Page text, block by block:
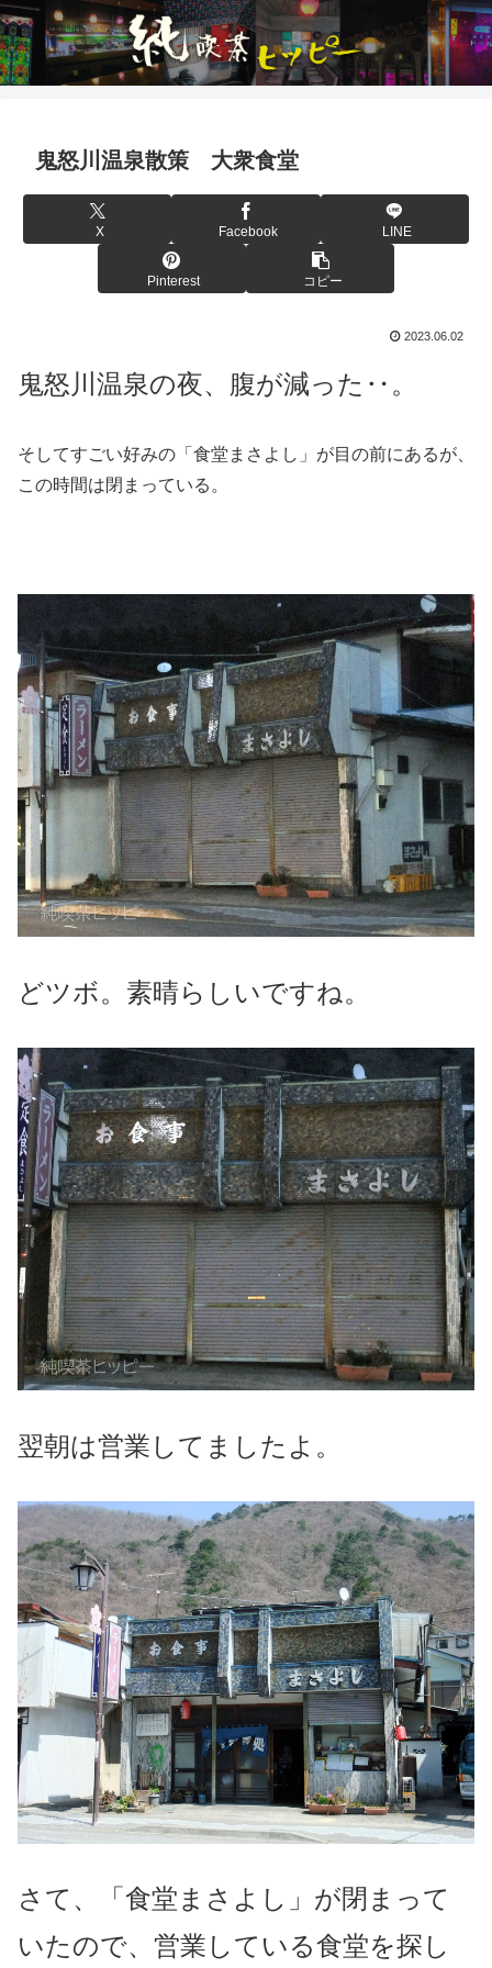
鬼怒川温泉散策 大衆食堂
X Facebook LINE
Pinterest コピー
2023.06.02
鬼怒川温泉の夜、腹が減った‥。
そしてすごい好みの「食堂まさよし」が目の前にあるが、
この時間は閉まっている。
どツボ。素晴らしいですね。
翌朝は営業してましたよ。
さて、「食堂まさよし」が閉まって
いたので、営業している食堂を探し